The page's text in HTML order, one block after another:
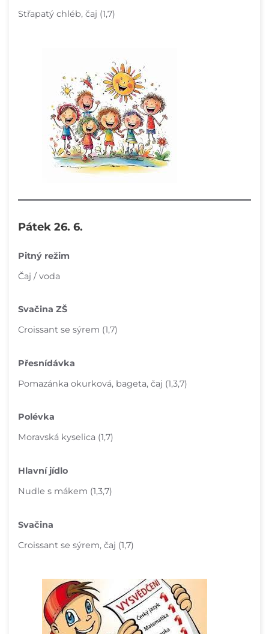
Střapatý chléb, čaj (1,7)
Pátek 26. 6.
Pitný režim
Čaj / voda
Svačina ZŠ
Croissant se sýrem (1,7)
Přesnídávka
Pomazánka okurková, bageta, čaj (1,3,7)
Polévka
Moravská kyselica (1,7)
Hlavní jídlo
Nudle s mákem (1,3,7)
Svačina
Croissant se sýrem, čaj (1,7)